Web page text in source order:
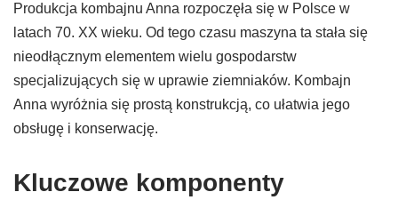
Produkcja kombajnu Anna rozpoczęła się w Polsce w
latach 70. XX wieku. Od tego czasu maszyna ta stała się
nieodłącznym elementem wielu gospodarstw
specjalizujących się w uprawie ziemniaków. Kombajn
Anna wyróżnia się prostą konstrukcją, co ułatwia jego
obsługę i konserwację.
Kluczowe komponenty